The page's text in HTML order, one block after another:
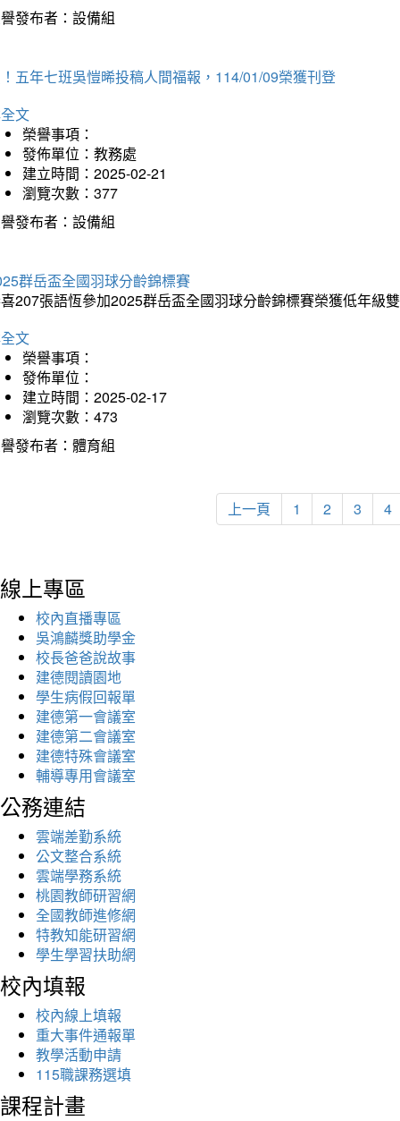
發布者：設備組
五年七班吳愷晞投稿人間福報，114/01/09榮獲刊登
文
榮譽事項：
發佈單位：教務處
建立時間：2025-02-21
瀏覽次數：377
發布者：設備組
群岳盃全國羽球分齡錦標賽
207張語恆參加2025群岳盃全國羽球分齡錦標賽榮獲低年級
文
榮譽事項：
發佈單位：
建立時間：2025-02-17
瀏覽次數：473
發布者：體育組
上一頁 1 2 3 4
線上專區
校內直播專區
吳鴻麟獎助學金
校長爸爸說故事
建德閱讀園地
學生病假回報單
建德第一會議室
建德第二會議室
建德特殊會議室
輔導專用會議室
公務連結
雲端差勤系統
公文整合系統
雲端學務系統
桃園教師研習網
全國教師進修網
特教知能研習網
學生學習扶助網
校內填報
校內線上填報
重大事件通報單
教學活動申請
115職課務選填
課程計畫